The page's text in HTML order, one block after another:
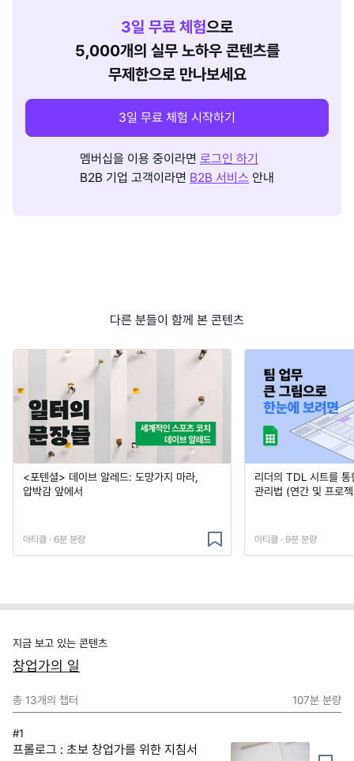
3일 무료 체험으로
5,000개의 실무 노하우 콘텐츠를
무제한으로 만나보세요
3일 무료 체험 시작하기
멤버십을 이용 중이라면 로그인 하기
B2B 기업 고객이라면 B2B 서비스 안내
다른 분들이 함께 본 콘텐츠
<포텐셜> 데이브 알레드: 도망가지 마라,
압박감 앞에서
아티클 · 6분 분량
리더의 TDL 시트를
관리법 (연간 및 프로
아티클 · 9분 분량
지금 보고 있는 콘텐츠
창업가의 일
총 13개의 챕터 107분 분량
#1
프롤로그 : 초보 창업가를 위한 지침서